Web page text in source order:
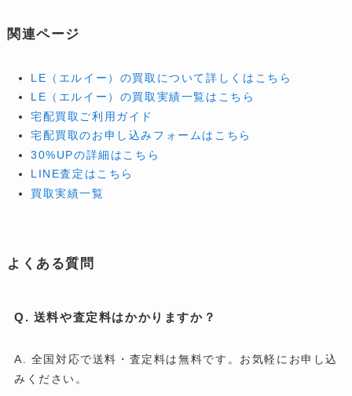
関連ページ
LE（エルイー）の買取について詳しくはこちら
LE（エルイー）の買取実績一覧はこちら
宅配買取ご利用ガイド
宅配買取のお申し込みフォームはこちら
30%UPの詳細はこちら
LINE査定はこちら
買取実績一覧
よくある質問
Q. 送料や査定料はかかりますか？
A. 全国対応で送料・査定料は無料です。お気軽にお申し込
みください。